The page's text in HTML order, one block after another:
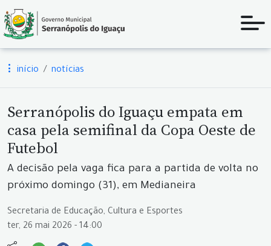
início notícias
Serranópolis do Iguaçu empata em
casa pela semifinal da Copa Oeste de
Futebol
A decisão pela vaga fica para a partida de volta no
próximo domingo (31), em Medianeira
Secretaria de Educação, Cultura e Esportes
ter, 26 mai 2026 - 14:00